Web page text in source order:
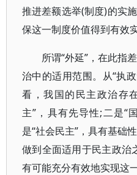
推进差额选举(制度)的实
保这一制度价值得到有效实
所谓“外延”，在此指
治中的适用范围。从“执
看，我国的民主政治存
主”，具有先导性;二是“
是“社会民主”，具有基础
做到全面适用于民主政治
有可能充分有效地实现这